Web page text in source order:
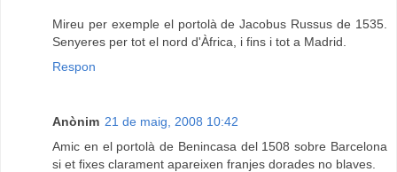
Mireu per exemple el portolà de Jacobus Russus de 1535.
Senyeres per tot el nord d'Àfrica, i fins i tot a Madrid.
Respon
Anònim 21 de maig, 2008 10:42
Amic en el portolà de Benincasa del 1508 sobre Barcelona
si et fixes clarament apareixen franjes dorades no blaves.